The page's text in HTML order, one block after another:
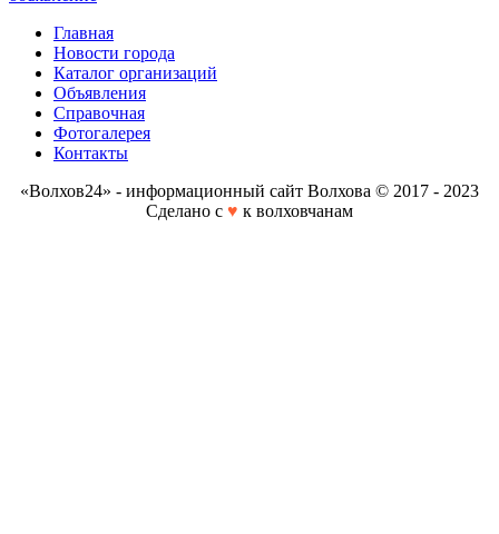
Главная
Новости города
Каталог организаций
Объявления
Справочная
Фотогалерея
Контакты
«Волхов24» - информационный сайт Волхова © 2017 - 2023
Сделано с ♥ к волховчанам